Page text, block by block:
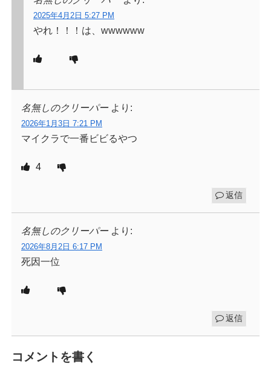
2025年4月2日 5:27 PM
やれ！！！は、wwwwww
名無しのクリーパー より:
2026年1月3日 7:21 PM
マイクラで一番ビビるやつ
4
返信
名無しのクリーパー より:
2026年8月2日 6:17 PM
死因一位
返信
コメントを書く